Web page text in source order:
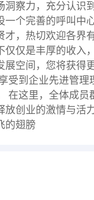
洞察力，充分认识
一个完善的呼叫中
，热切欢迎各界
仅仅是丰厚的收入
展空间，您将获得
受到企业先进管理
在这里，全体成员
创业的激情与活
的翅膀